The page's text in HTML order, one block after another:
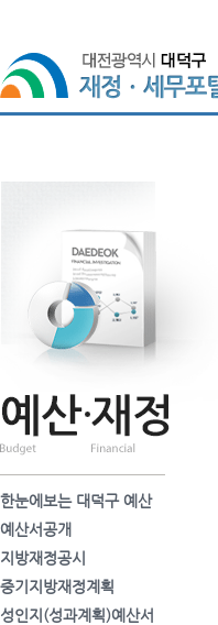
한눈에보는 대덕구 예산
예산서공개
지방재정공시
중기지방재정계획
성인지(성과계획)예산서